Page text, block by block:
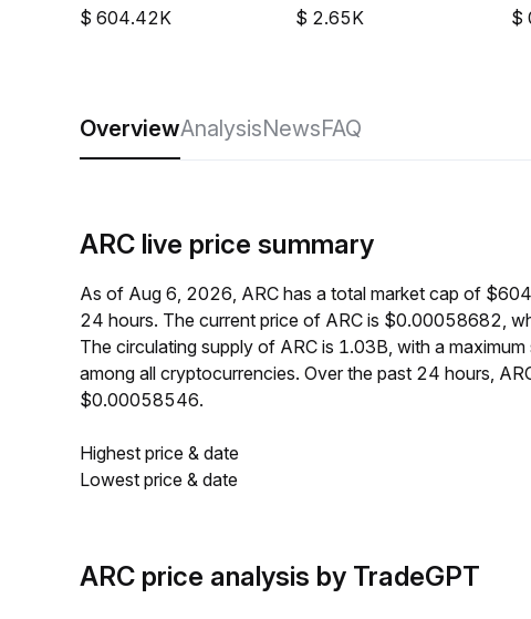
604.42K 2.65K
OverviewAnalysisNewsFAQ
ARC live price summary
As of Aug 6, 2026, ARC has a total market cap of
24 hours. The current price of ARC is $0.00058682,
The circulating supply of ARC is 1.03B, with a
among all cryptocurrencies. Over the past 24 hours,
$0.00058546.
Highest price & date
Lowest price & date
ARC price analysis by TradeGPT